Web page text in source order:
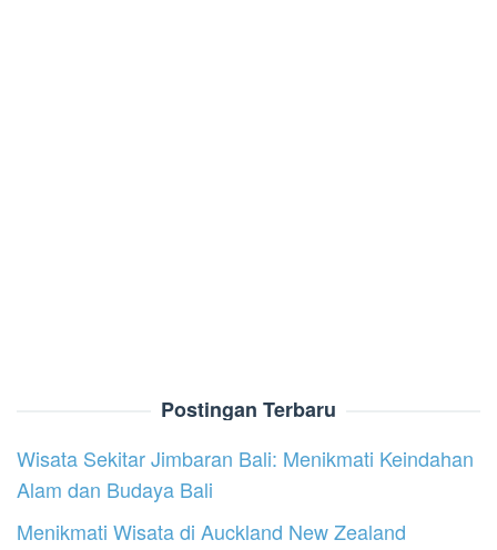
Postingan Terbaru
Wisata Sekitar Jimbaran Bali: Menikmati Keindahan
Alam dan Budaya Bali
Menikmati Wisata di Auckland New Zealand